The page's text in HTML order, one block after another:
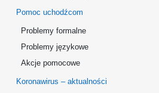
Pomoc uchodźcom
Problemy formalne
Problemy językowe
Akcje pomocowe
Koronawirus – aktualności